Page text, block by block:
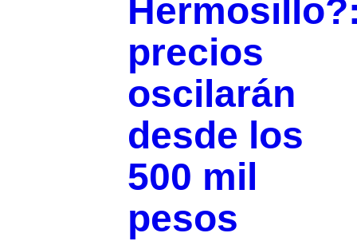
precios
oscilarán
desde los
500 mil
pesos